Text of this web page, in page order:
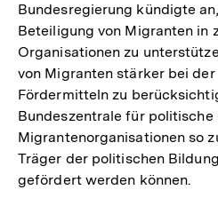
Bundesregierung kündigte
Beteiligung von Migranten in
Organisationen zu
von Migranten stärker bei
Fördermitteln zu
Bundeszentrale für
Migrantenorganisationen so
Träger der politischen
gefördert werden können.